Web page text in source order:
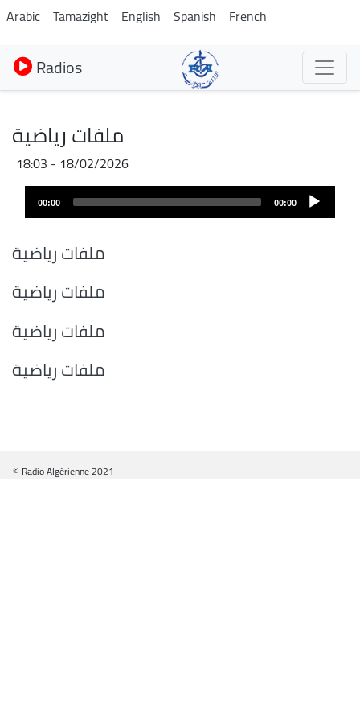
Aller
au
contenu
principal
Arabic Tamazight English Spanish French
Radios
ملفات رياضية
18/02/2026 - 18:03
Fichier
audio
00:00
00:00
ملفات رياضية
ملفات رياضية
ملفات رياضية
ملفات رياضية
© Radio Algérienne 2021